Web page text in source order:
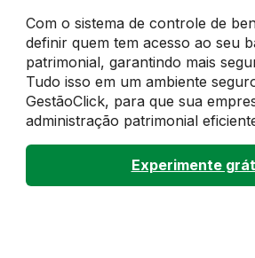
Com o sistema de controle de
definir quem tem acesso ao seu
patrimonial, garantindo mais
Tudo isso em um ambiente
GestãoClick, para que sua
administração patrimonial
Experimente